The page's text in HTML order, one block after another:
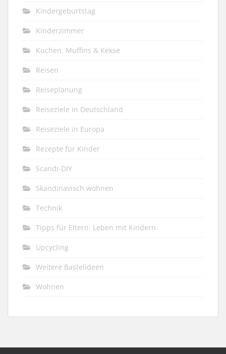
Kindergeburtstag
Kinderzimmer
Kuchen, Muffins & Kekse
Reisen
Reiseplanung
Reiseziele in Deutschland
Reiseziele in Europa
Rezepte für Kinder
Scandi-DIY
Skandinavisch wohnen
Technik
Tipps für Eltern: Leben mit Kindern
Upcycling
Weitere Bastelideen
Wohnen